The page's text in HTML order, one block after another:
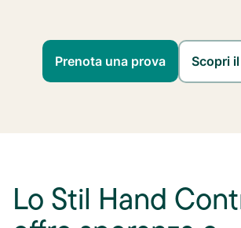
Prenota una prova Scopri
Lo Stil Hand